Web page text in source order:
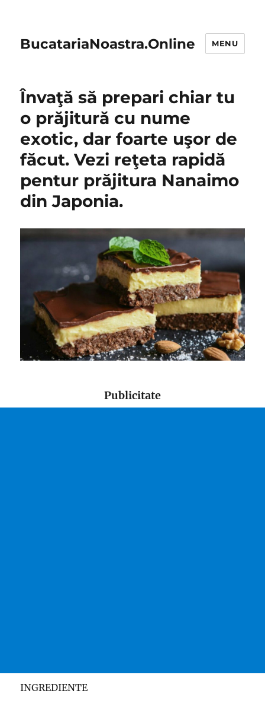
BucatariaNoastra.Online MENU
Învaţă să prepari chiar tu
o prăjitură cu nume
exotic, dar foarte uşor de
făcut. Vezi reţeta rapidă
pentur prăjitura Nanaimo
din Japonia.
Publicitate
INGREDIENTE